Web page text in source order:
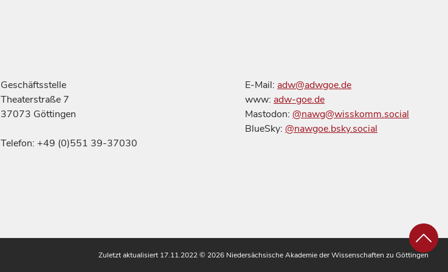
Geschäftsstelle
Theaterstraße 7
37073 Göttingen
Telefon: +49 (0)551 39-37030
E-Mail: adw@adwgoe.de
www: adw-goe.de
Mastodon: @nawg@wisskomm.social
BlueSky: @nawgoe.bsky.social
Zuletzt aktualisiert 17.11.2022© 2026 Niedersächsische Akademie der Wissenschaften zu Göttingen